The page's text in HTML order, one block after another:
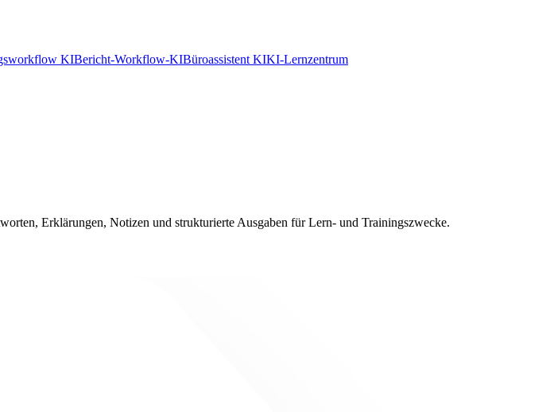
KIBericht-Workflow-KIBüroassistent KIKI-Lernzentrum
Erklärungen, Notizen und strukturierte Ausgaben für Lern- und Trainingszwecke.